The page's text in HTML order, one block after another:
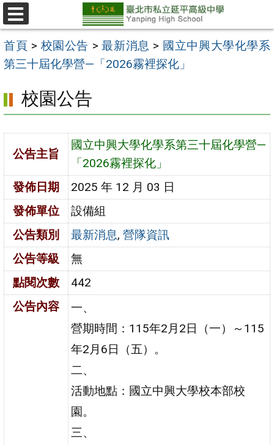
跳
至
主
要
區
選
單
首頁 > 校園公告 >最新消息 > 國立中興大學化學系
第三十屆化學營—「2026霧裡探化」
校園公告
公告主旨
國立中興大學化學系第三十屆化學營—
「2026霧裡探化」
發佈日期
2025 年 12 月 03 日
發佈單位
設備組
公告類別
最新消息,營隊資訊
公告等級
無
點閱次數
442
公告內容
一、
營期時間：115年2月2日（一）～115
年2月6日（五）。
二、
活動地點：國立中興大學校本部校
園。
三、